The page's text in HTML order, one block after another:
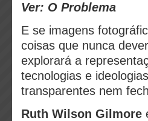
Ver: O Problema
E se imagens
coisas que nunca
explorará a
tecnologias e
transparentes nem
Ruth Wilson Gilmore